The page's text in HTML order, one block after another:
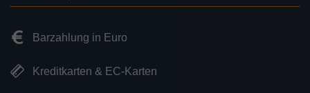
Barzahlung in Euro
Kreditkarten & EC-Karten